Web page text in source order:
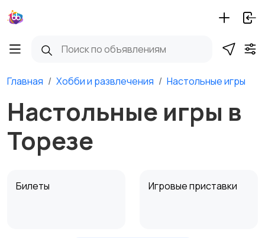
Главная Хобби и развлечения Настольные игры
Настольные игры в
Торезе
Билеты Игровые приставки